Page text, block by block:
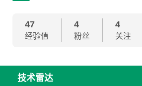
47
经验值
4
粉丝
4
关注
技术雷达